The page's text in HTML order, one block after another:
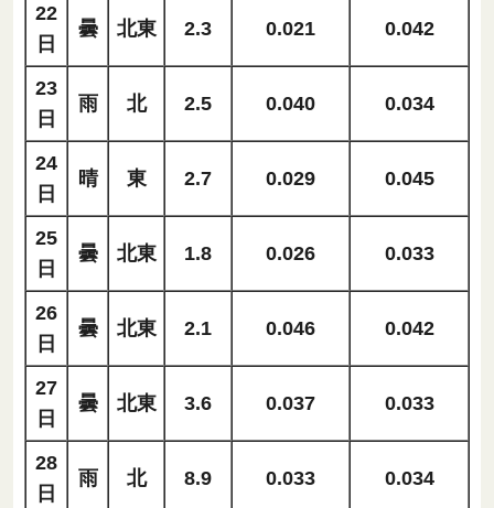
22
日
曇 北東 2.3 0.021 0.042
23
日
雨 北 2.5 0.040 0.034
24
日
晴 東 2.7 0.029 0.045
25
日
曇 北東 1.8 0.026 0.033
26
日
曇 北東 2.1 0.046 0.042
27
日
曇 北東 3.6 0.037 0.033
28
日
雨 北 8.9 0.033 0.034